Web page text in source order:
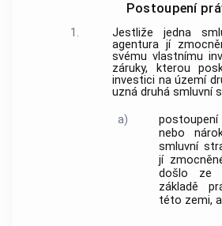
Postoupení
1.
Jestliže jedna
agentura jí
svému vlastnímu
záruky, kterou
investici na území
uzná druhá smluvní
a)
nebo
smluvní
jí
došlo ze
základě
této zemi, a